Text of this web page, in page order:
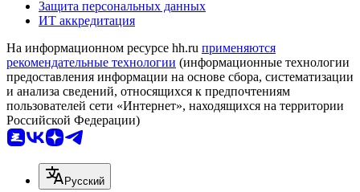
Защита персональных данных
ИТ аккредитация
На информационном ресурсе hh.ru применяются
рекомендательные технологии (информационные технологии
предоставления информации на основе сбора, систематизации
и анализа сведений, относящихся к предпочтениям
пользователей сети «Интернет», находящихся на территории
Российской Федерации)
Русский